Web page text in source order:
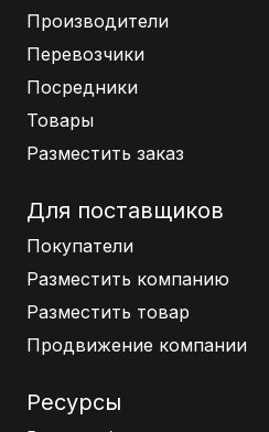
Производители
Перевозчики
Посредники
Товары
Разместить заказ
Для поставщиков
Покупатели
Разместить компанию
Разместить товар
Продвижение компании
Ресурсы